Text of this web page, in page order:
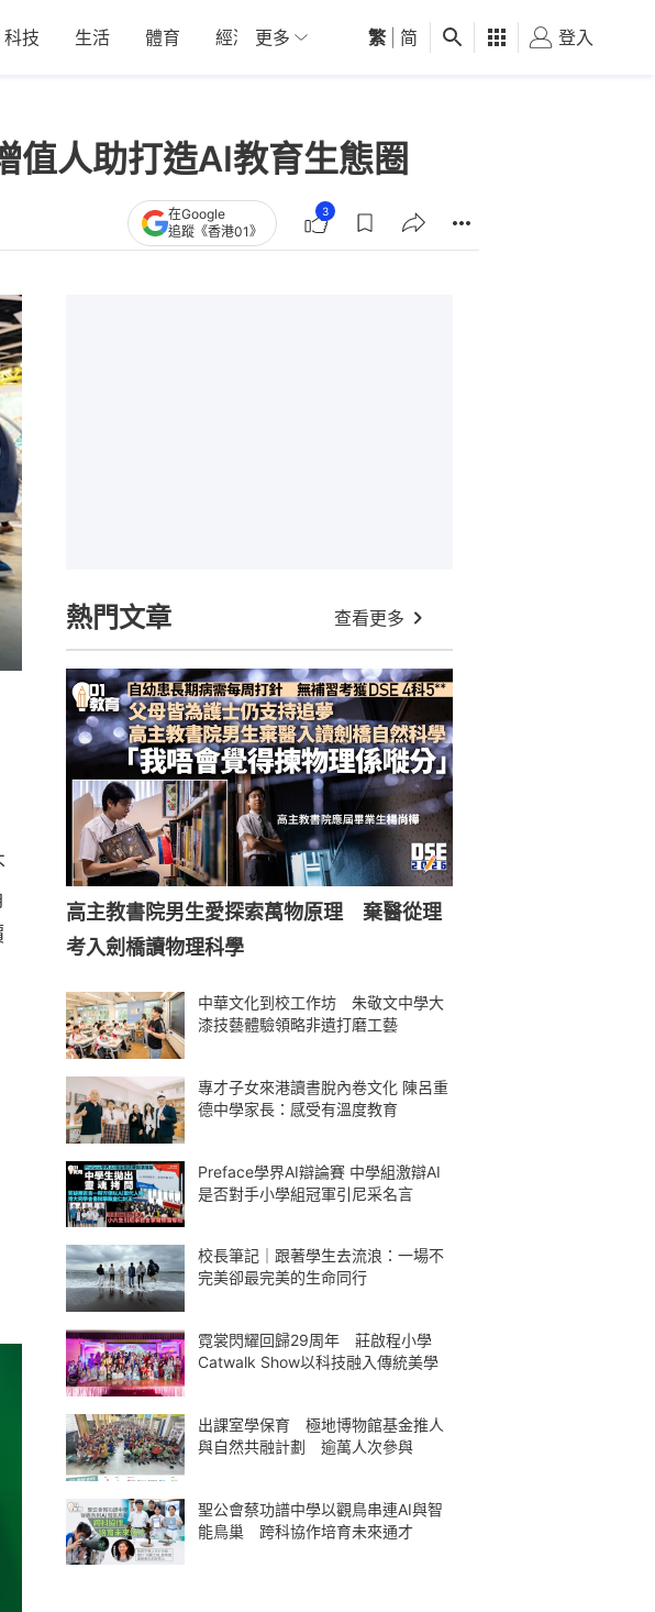
科技 生活 體育 經濟 01深圳 觀點 健康 好食玩飛
更多 繁 简 登入
值人助打造AI教育生態圈
在Google
追蹤《香港01》
3
熱門文章 查看更多
高主教書院男生愛探索萬物原理 棄醫從理
考入劍橋讀物理科學
中華文化到校工作坊 朱敬文中學大
漆技藝體驗領略非遺打磨工藝
專才子女來港讀書脫內卷文化 陳呂重
德中學家長：感受有溫度教育
Preface學界AI辯論賽 中學組激辯AI
是否對手小學組冠軍引尼采名言
校長筆記｜跟著學生去流浪：一場不
完美卻最完美的生命同行
霓裳閃耀回歸29周年 莊啟程小學
Catwalk Show以科技融入傳統美學
出課室學保育 極地博物館基金推人
與自然共融計劃 逾萬人次參與
聖公會蔡功譜中學以觀鳥串連AI與智
能鳥巢 跨科協作培育未來通才